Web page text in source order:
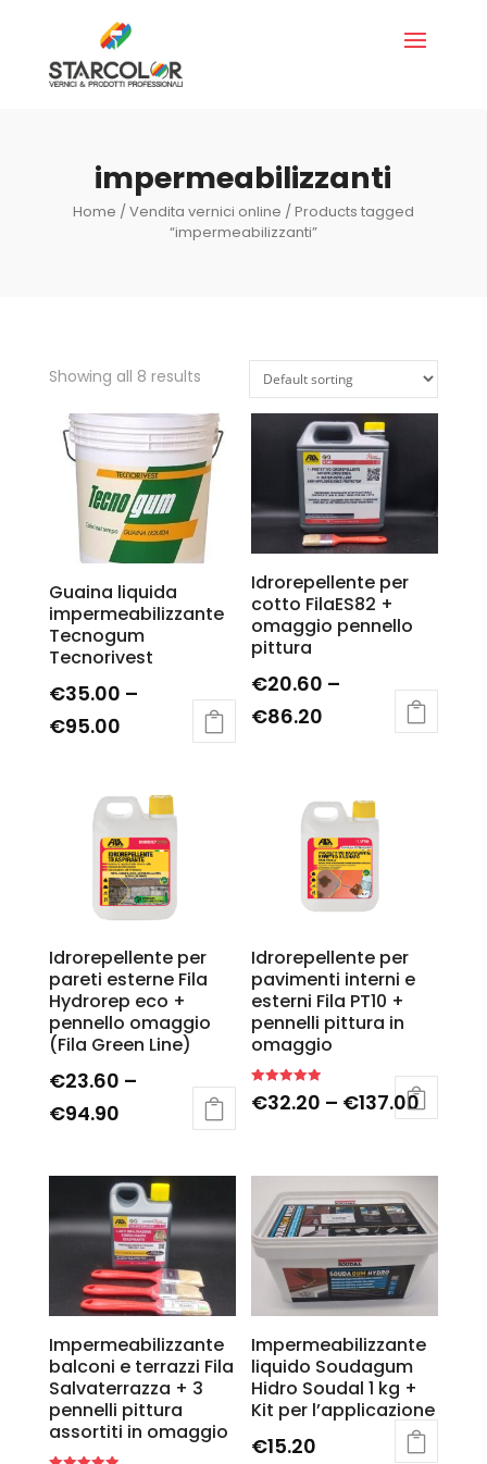
impermeabilizzanti
Home /Vendita vernici online / Products tagged
“impermeabilizzanti”
Showing all 8 results
Guaina liquida
impermeabilizzante
Tecnogum
Tecnorivest
€35.00 –
€95.00
Idrorepellente per
cotto FilaES82 +
omaggio pennello
pittura
€20.60 –
€86.20
Idrorepellente per
pareti esterne Fila
Hydrorep eco +
pennello omaggio
(Fila Green Line)
€23.60 –
€94.90
Idrorepellente per
pavimenti interni e
esterni Fila PT10 +
pennelli pittura in
omaggio
Rated
5.00
€32.20 – €137.00
Impermeabilizzante
balconi e terrazzi Fila
Salvaterrazza + 3
pennelli pittura
assortiti in omaggio
Impermeabilizzante
liquido Soudagum
Hidro Soudal 1 kg +
Kit per l’applicazione
€15.20